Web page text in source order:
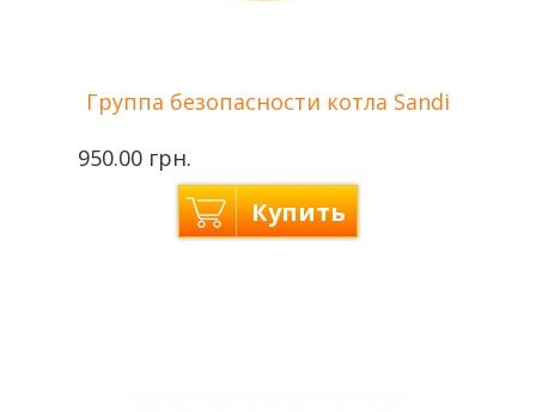
Группа безопасности котла Sandi
950.00 грн.
Купить